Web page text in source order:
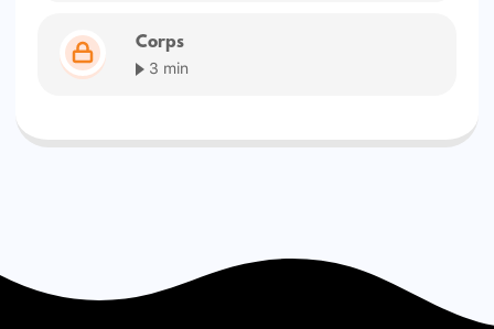
Corps
3 min